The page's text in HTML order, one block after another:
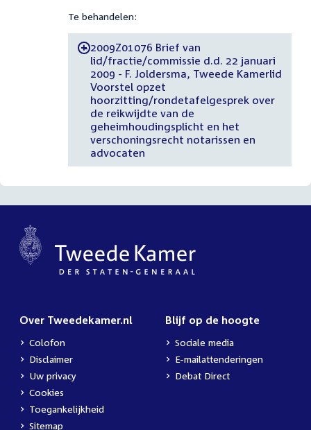
Te behandelen:
-2009Z01076 Brief van
lid/fractie/commissie d.d. 22 januari
2009 - F. Joldersma, Tweede Kamerlid
Voorstel opzet
hoorzitting/rondetafelgesprek over
de reikwijdte van de
geheimhoudingsplicht en het
verschoningsrecht notarissen en
advocaten
Over Tweedekamer.nl
Colofon
Disclaimer
Uw privacy
Cookies
Toegankelijkheid
Sitemap
Blijf op de hoogte
Sociale media
E-mailattenderingen
Debat Direct